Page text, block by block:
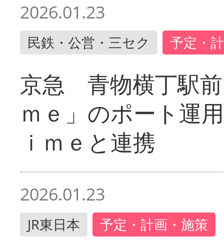
2026.01.23
民鉄・公営・三セク 予定・
京急 青物横丁駅
ｍｅ」のポート運
ｉｍｅと連携
2026.01.23
JR東日本 予定・計画・施策